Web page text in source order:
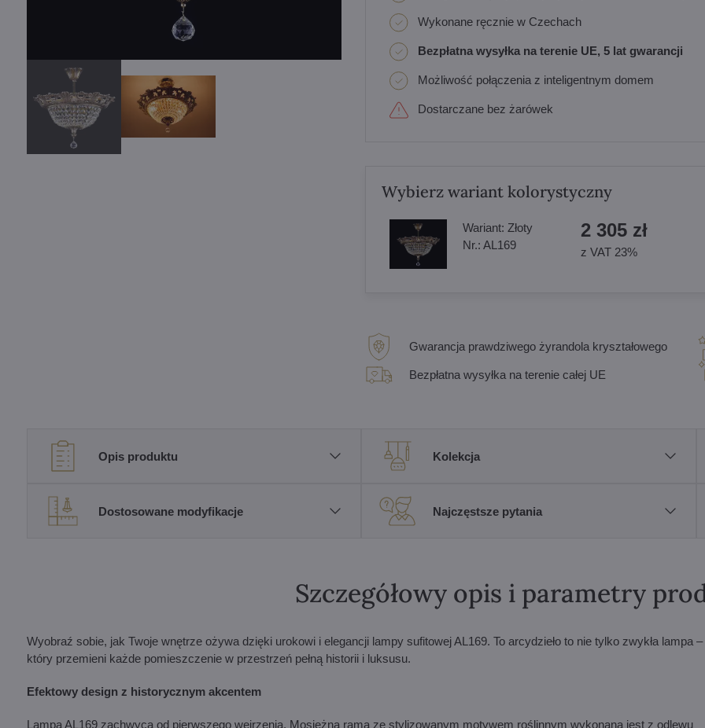
Wykonane ręcznie w Czechach
Bezpłatna wysyłka na terenie UE, 5 lat gwarancji
Możliwość połączenia z inteligentnym domem
Dostarczane bez żarówek
Wybierz wariant kolorystyczny
Wariant: Złoty
Nr.: AL169
2 305 zł
z VAT 23%
Gwarancja prawdziwego żyrandola kryształowego
Bezpłatna wysyłka na terenie całej UE
Opis produktu Kolekcja
Dostosowane modyfikacje Najczęstsze pytania
Szczegółowy opis i parametry
Wyobraź sobie, jak Twoje wnętrze ożywa dzięki urokowi i elegancji lampy sufitowej AL169. To arcydzieło to nie tylko zwykła lampa –
który przemieni każde pomieszczenie w przestrzeń pełną historii i luksusu.
Efektowy design z historycznym akcentem
Lampa AL169 zachwyca od pierwszego wejrzenia. Mosiężna rama ze stylizowanym motywem roślinnym wykonana jest z odlewu